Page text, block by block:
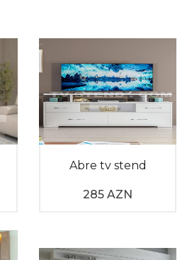
Abre tv stend
285 AZN